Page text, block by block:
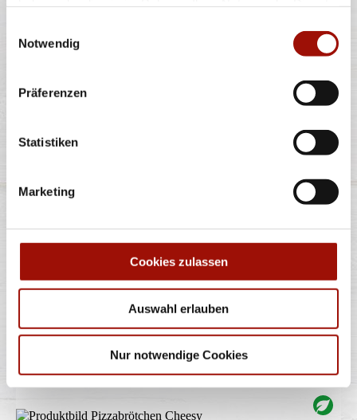
Notwendig
Präferenzen
Statistiken
Marketing
Cookies zulassen
Auswahl erlauben
Nur notwendige Cookies
Spaghetti oder Penne, Käsesahnesauce, Basilikumpesto,
Spaghetti oder Penne, Käsesahnesauce, Champignons,
Gran Moravia (Hartkäse),...mehr
12,40 €
PIZZABRÖTCHEN CHEESY